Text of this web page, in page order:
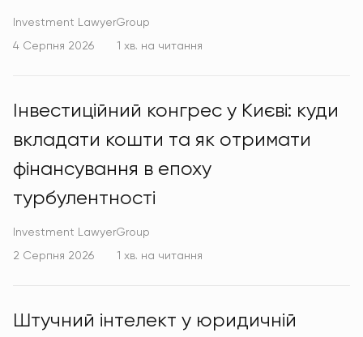
Investment LawyerGroup
4 Серпня 2026
1 хв. на читання
Інвестиційний конгрес у Києві: куди
вкладати кошти та як отримати
фінансування в епоху
турбулентності
Investment LawyerGroup
2 Серпня 2026
1 хв. на читання
Штучний інтелект у юридичній